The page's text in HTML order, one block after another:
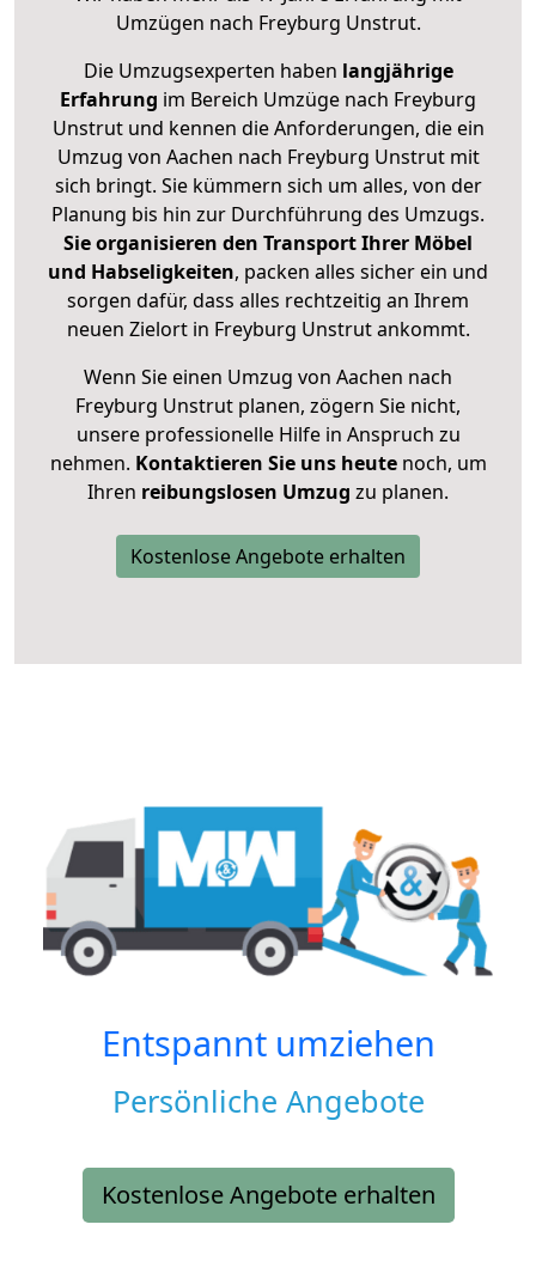
Umzügen nach Freyburg Unstrut.
Die Umzugsexperten haben langjährige
Erfahrung im Bereich Umzüge nach Freyburg
Unstrut und kennen die Anforderungen, die ein
Umzug von Aachen nach Freyburg Unstrut mit
sich bringt. Sie kümmern sich um alles, von der
Planung bis hin zur Durchführung des Umzugs.
Sie organisieren den Transport Ihrer Möbel
und Habseligkeiten, packen alles sicher ein und
sorgen dafür, dass alles rechtzeitig an Ihrem
neuen Zielort in Freyburg Unstrut ankommt.
Wenn Sie einen Umzug von Aachen nach
Freyburg Unstrut planen, zögern Sie nicht,
unsere professionelle Hilfe in Anspruch zu
nehmen. Kontaktieren Sie uns heutenoch, um
Ihren reibungslosen Umzug zu planen.
Kostenlose Angebote erhalten
Entspannt umziehen
Persönliche Angebote
Kostenlose Angebote erhalten